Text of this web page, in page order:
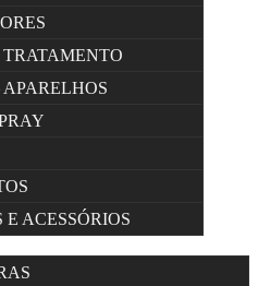
ACESSÓRIOS